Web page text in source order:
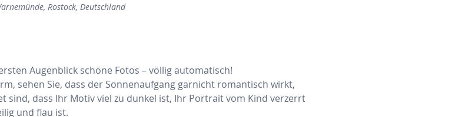
Rostock, Deutschland
Augenblick schöne Fotos – völlig automatisch!
sehen Sie, dass der Sonnenaufgang garnicht romantisch wirkt,
sind, dass Ihr Motiv viel zu dunkel ist, Ihr Portrait vom Kind verzerrt
und flau ist.